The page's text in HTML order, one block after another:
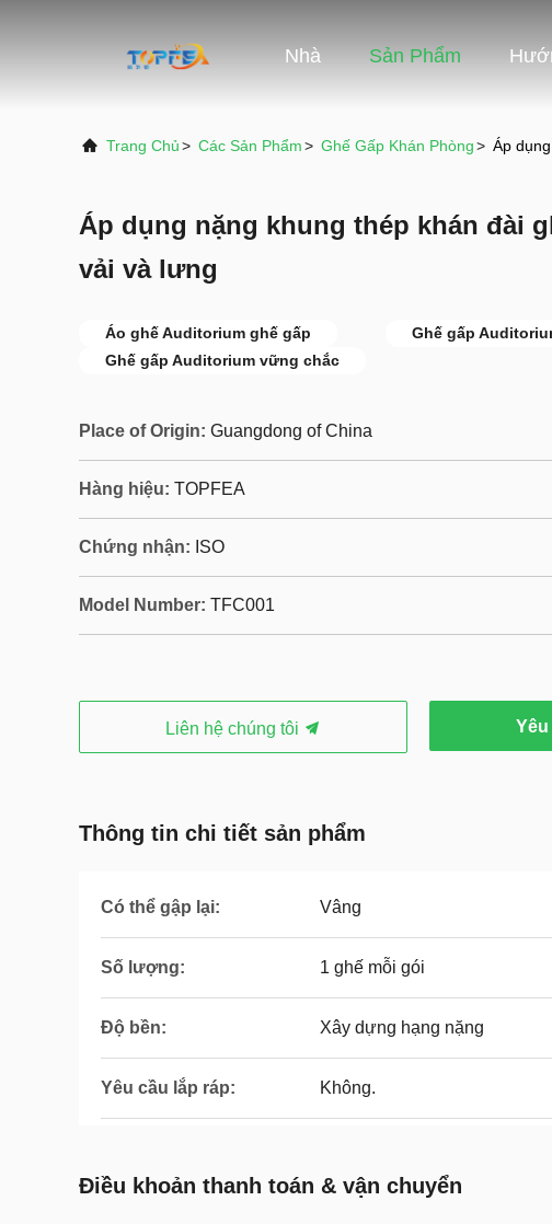
Nhà Sản Phẩm
Trang Chủ> Các Sản Phẩm> Ghế Gấp Khán Phòng> Áp
Áp dụng nặng khung thép khán đài
vải và lưng
Áo ghế Auditorium ghế gấp
Ghế gấp
Ghế gấp Auditorium vững chắc
Place of Origin: Guangdong of China
Hàng hiệu: TOPFEA
Chứng nhận: ISO
Model Number: TFC001
Liên hệ chúng tôi
Thông tin chi tiết sản phẩm
Có thể gập lại: Vâng
Số lượng: 1 ghế mỗi gói
Độ bền: Xây dựng hạng nặng
Yêu cầu lắp ráp: Không.
Điều khoản thanh toán & vận chuyển